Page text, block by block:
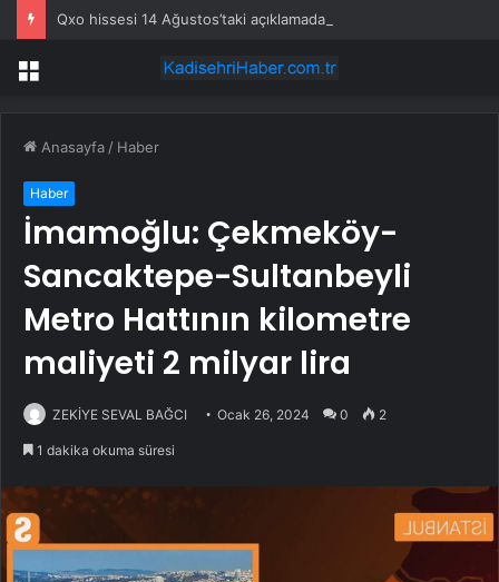
Menü
Anasayfa / Haber
Haber
İmamoğlu: Çekmeköy-
Sancaktepe-Sultanbeyli
Metro Hattının kilometre
maliyeti 2 milyar lira
ZEKİYE SEVAL BAĞCI Ocak 26, 2024 0 2
1 dakika okuma süresi